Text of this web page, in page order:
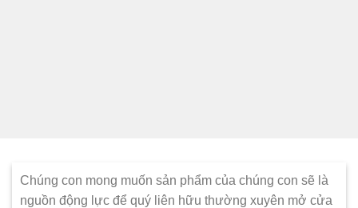
Chúng con mong muốn sản phẩm của chúng con sẽ là
nguồn động lực để quý liên hữu thường xuyên mở cửa